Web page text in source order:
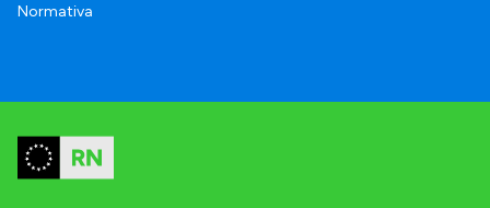
Normativa